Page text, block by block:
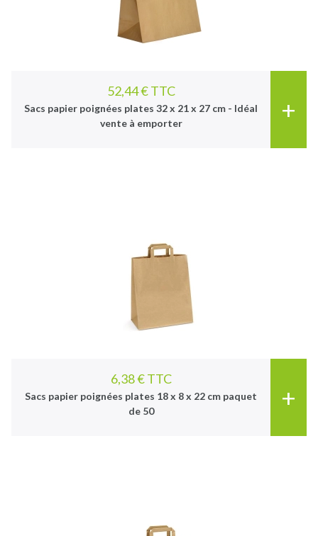
52,44 € TTC
Sacs papier poignées plates 32 x 21 x 27 cm - Idéal
vente à emporter
+
6,38 € TTC
Sacs papier poignées plates 18 x 8 x 22 cm paquet
de 50
+